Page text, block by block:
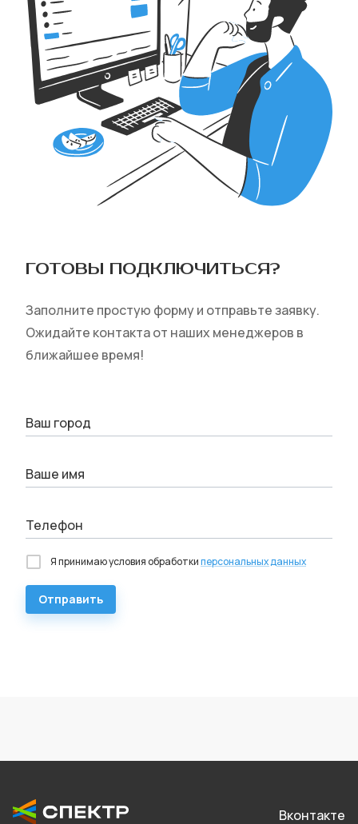
ГОТОВЫ ПОДКЛЮЧИТЬСЯ‎?
Заполните простую форму и отправьте заявку.
Ожидайте контакта от наших менеджеров в
ближайшее время!
Ваш город
Ваше имя
Телефон
Я принимаю условия обработкиперсональных данных
Отправить
Вконтакте